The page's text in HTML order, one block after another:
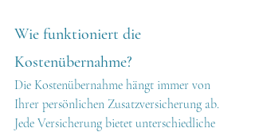
Wie funktioniert die
Kostenübernahme?
Die Kostenübernahme hängt immer von
Ihrer persönlichen Zusatzversicherung ab.
Jede Versicherung bietet unterschiedliche